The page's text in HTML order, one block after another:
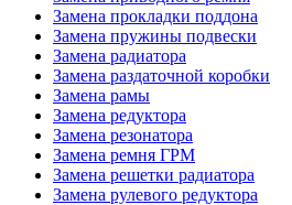
Замена прокладки поддона
Замена пружины подвески
Замена радиатора
Замена раздаточной коробки
Замена рамы
Замена редуктора
Замена резонатора
Замена ремня ГРМ
Замена решетки радиатора
Замена рулевого редуктора